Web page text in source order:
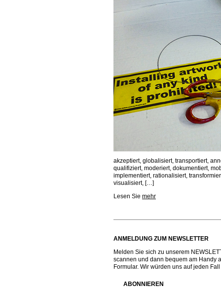
akzeptiert, globalisiert, transportiert,
qualifiziert, moderiert, dokumentiert,
implementiert, rationalisiert,
visualisiert, […]
Lesen Sie mehr
ANMELDUNG ZUM NEWSLETTER
Melden Sie sich zu unserem
scannen und dann bequem am Handy
Formular. Wir würden uns auf jeden
ABONNIEREN